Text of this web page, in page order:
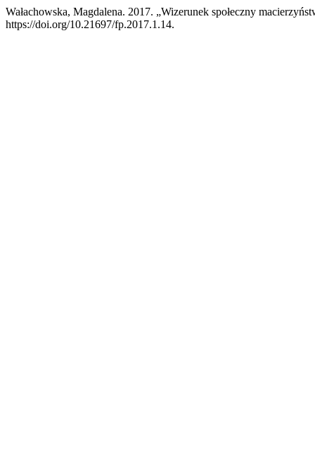
Wałachowska, Magdalena. 2017. „Wizerunek społeczny
https://doi.org/10.21697/fp.2017.1.14.